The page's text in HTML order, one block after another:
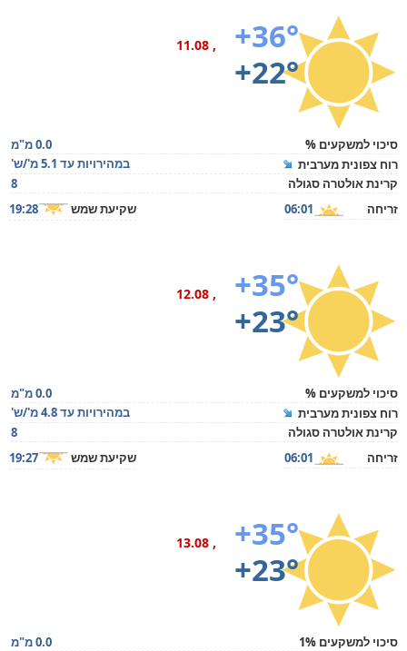
+36°
+22°
, 11.08
סיכוי למשקעים %
0.0 מ"מ
רוח צפונית מערבית
במהירויות עד 5.1 מ'/ש'
קרינת אולטרה סגולה
8
זריחה
06:01 שקיעת שמש 19:28
+35°
+23°
, 12.08
סיכוי למשקעים %
0.0 מ"מ
רוח צפונית מערבית
במהירויות עד 4.8 מ'/ש'
קרינת אולטרה סגולה
8
זריחה
06:01 שקיעת שמש 19:27
+35°
+23°
, 13.08
סיכוי למשקעים 1%
0.0 מ"מ